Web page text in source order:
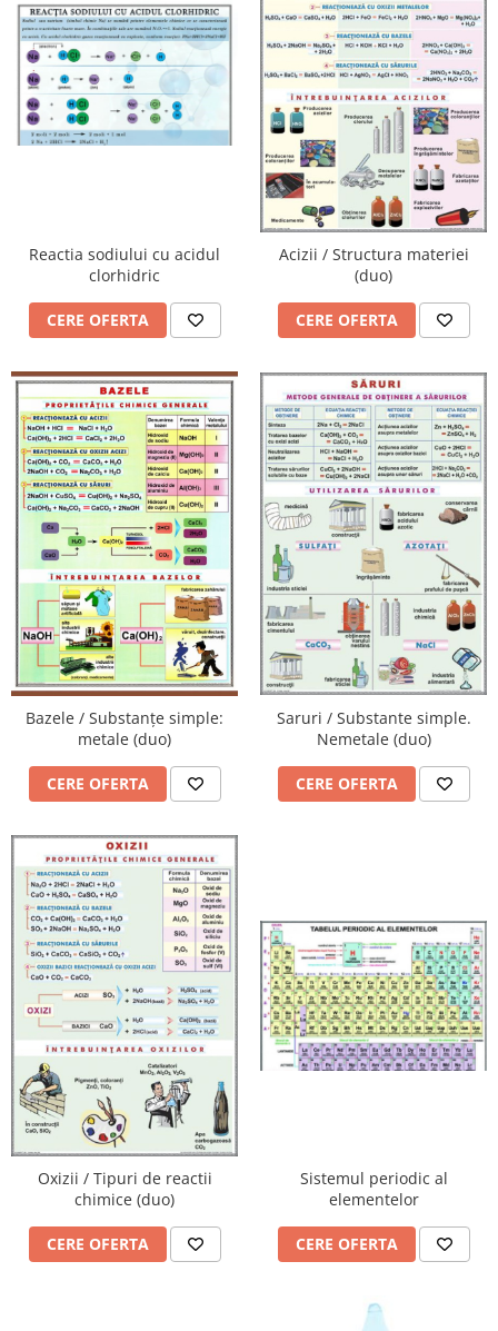
Reactia sodiului cu acidul
clorhidric
CERE OFERTA
Acizii / Structura materiei
(duo)
CERE OFERTA
Bazele / Substanțe simple:
metale (duo)
CERE OFERTA
Saruri / Substante simple.
Nemetale (duo)
CERE OFERTA
Oxizii / Tipuri de reactii
chimice (duo)
CERE OFERTA
Sistemul periodic al
elementelor
CERE OFERTA